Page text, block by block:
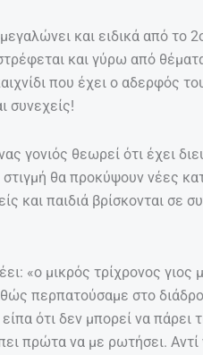
και ειδικά από το
και γύρω από
που έχει ο αδερφός
συνεχείς!
γονιός θεωρεί ότι έχει
θα προκύψουν νέες
και παιδιά βρίσκονται σε
«ο μικρός τρίχρονος
περπατούσαμε στο
ότι δεν μπορεί να πάρει
πρώτα να με ρωτήσει.